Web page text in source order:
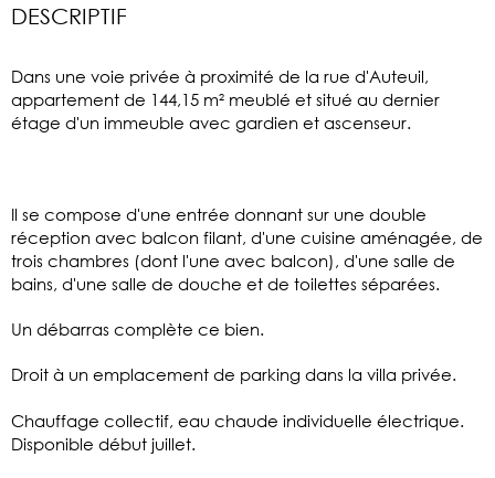
DESCRIPTIF
Dans une voie privée à proximité de la rue d'Auteuil,
appartement de 144,15 m² meublé et situé au dernier
étage d'un immeuble avec gardien et ascenseur.
Il se compose d'une entrée donnant sur une double
réception avec balcon filant, d'une cuisine aménagée, de
trois chambres (dont l'une avec balcon), d'une salle de
bains, d'une salle de douche et de toilettes séparées.
Un débarras complète ce bien.
Droit à un emplacement de parking dans la villa privée.
Chauffage collectif, eau chaude individuelle électrique.
Disponible début juillet.